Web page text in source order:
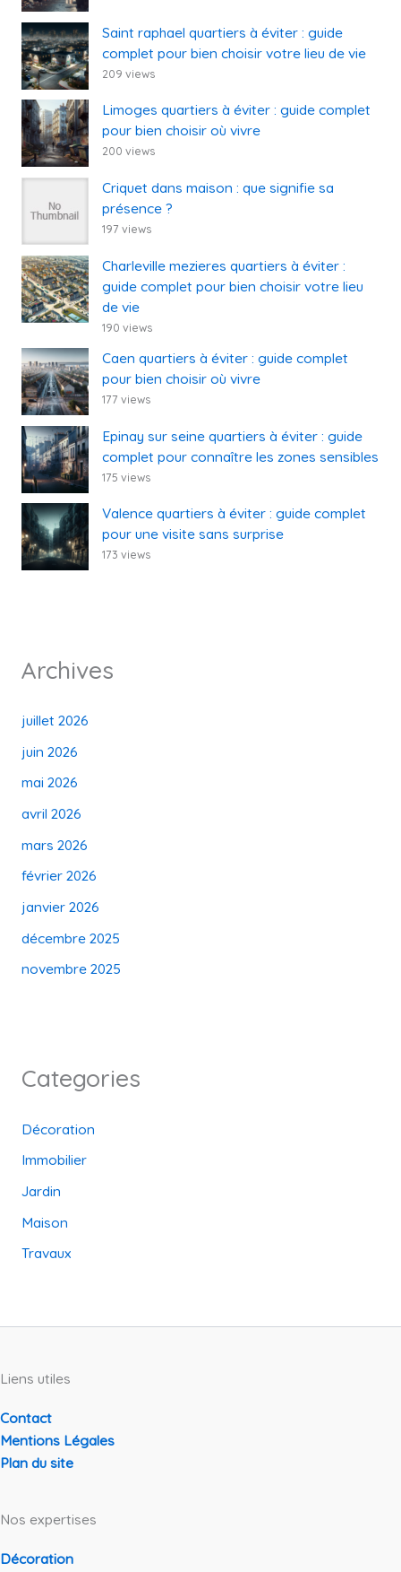
Saint raphael quartiers à éviter : guide
complet pour bien choisir votre lieu de vie
209 views
Limoges quartiers à éviter : guide complet
pour bien choisir où vivre
200 views
Criquet dans maison : que signifie sa
présence ?
197 views
Charleville mezieres quartiers à éviter :
guide complet pour bien choisir votre lieu
de vie
190 views
Caen quartiers à éviter : guide complet
pour bien choisir où vivre
177 views
Epinay sur seine quartiers à éviter : guide
complet pour connaître les zones sensibles
175 views
Valence quartiers à éviter : guide complet
pour une visite sans surprise
173 views
Archives
juillet 2026
juin 2026
mai 2026
avril 2026
mars 2026
février 2026
janvier 2026
décembre 2025
novembre 2025
Categories
Décoration
Immobilier
Jardin
Maison
Travaux
Liens utiles
Contact
Mentions Légales
Plan du site
Nos expertises
Décoration